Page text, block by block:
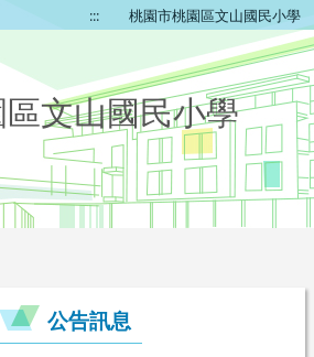
::: 桃園市桃園區文山國民小學
文山國民小學
公告訊息